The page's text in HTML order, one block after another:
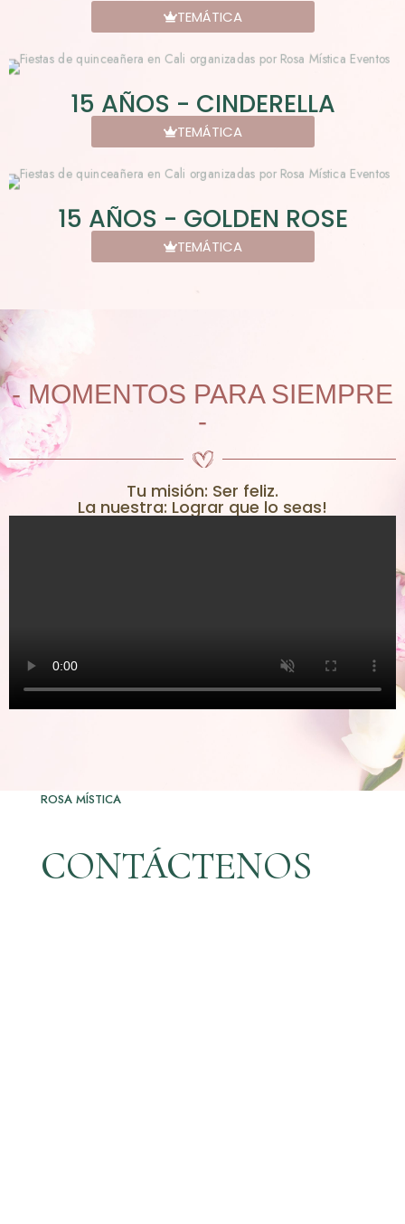
TEMÁTICA
15 AÑOS - CINDERELLA
TEMÁTICA
15 AÑOS - GOLDEN ROSE
TEMÁTICA
- MOMENTOS PARA SIEMPRE
-
Tu misión: Ser feliz.
La nuestra: Lograr que lo seas!
ROSA MÍSTICA
CONTÁCTENOS